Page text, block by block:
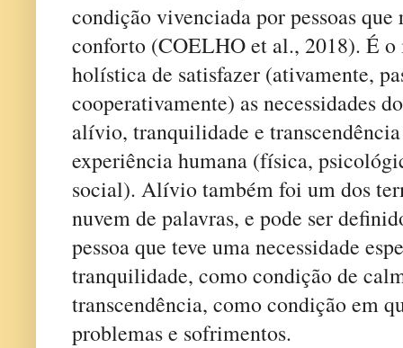
condição vivenciada por pessoas que
conforto (COELHO et al., 2018). É
holística de satisfazer (ativamente,
cooperativamente) as necessidades
alívio, tranquilidade e
experiência humana (física,
social). Alívio também foi um dos
nuvem de palavras, e pode ser
pessoa que teve uma necessidade
tranquilidade, como condição de
transcendência, como condição em
problemas e sofrimentos.